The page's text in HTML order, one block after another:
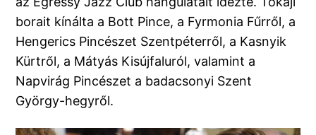
borait kínálta a Bott Pince, a Fyrmonia Fűrről, a
Hengerics Pincészet Szentpéterről, a Kasnyik
Kürtről, a Mátyás Kisújfaluról, valamint a
Napvirág Pincészet a badacsonyi Szent
György-hegyről.